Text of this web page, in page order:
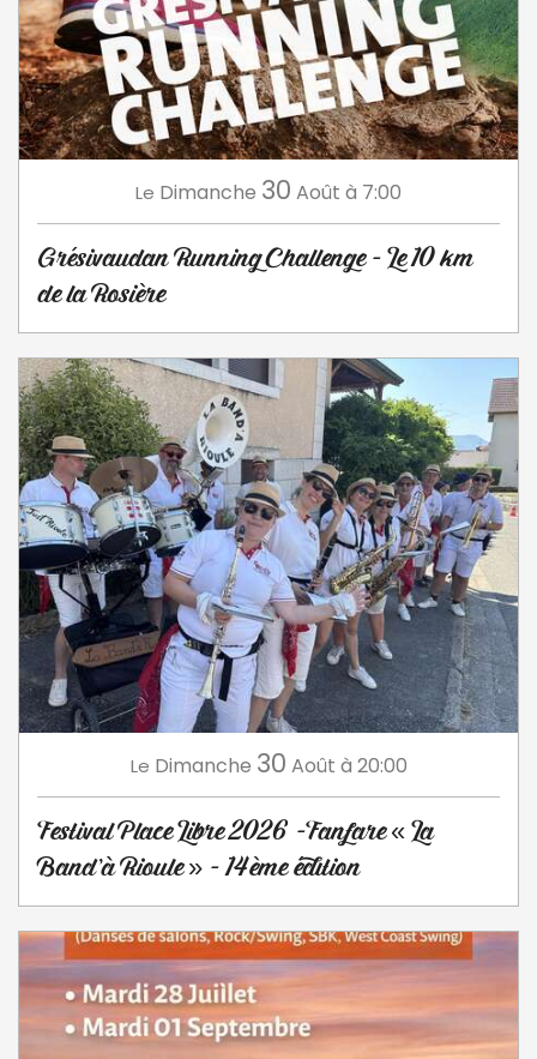
Le Dimanche 30 Août à 7:00
Grésivaudan Running Challenge - Le 10 km
de la Rosière
Le Dimanche 30 Août à 20:00
Festival Place Libre 2026 -Fanfare « La
Band’à Rioule » - 14ème édition